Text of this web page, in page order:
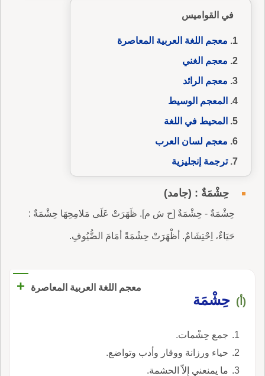
في القواميس
معجم اللغة العربية المعاصرة
معجم الغني
معجم الرائد
المعجم الوسيط
المحيط في اللغة
معجم لسان العرب
ترجمة إنجليزية
حِشْمَةٌ : (جامد)
حِشْمَةٌ - حِشْمَةٌ [ح ش م]. ظَهَرَتْ عَلَى مَلامِحِهَا حِشْمَةٌ :
حَيَاءٌ، اِحْتِشَامٌ.‎ أظْهَرَتْ حِشْمَةً أمَامَ الضُّيُوفِ.
معجم اللغة العربية المعاصرة +
(أ) حِشْمَة
جمع حِشْمات.
حياء ورزانة ووقار وأدب وتواضع.
ما يمنعني إلاّ الحشمة.